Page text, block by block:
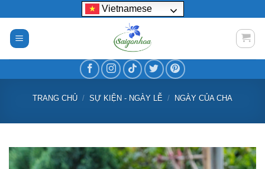
nội
dung
Vietnamese
TRANG CHỦ / SỰ KIỆN - NGÀY LỄ / NGÀY CỦA CHA